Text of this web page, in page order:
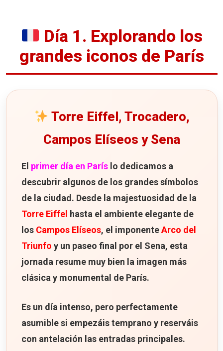
Día 1. Explorando los
grandes iconos de París
Torre Eiffel, Trocadero,
Campos Elíseos y Sena
El primer día en París lo dedicamos a
descubrir algunos de los grandes símbolos
de la ciudad. Desde la majestuosidad de la
Torre Eiffel hasta el ambiente elegante de
los Campos Elíseos, el imponenteArco del
Triunfo y un paseo final por el Sena, esta
jornada resume muy bien la imagen más
clásica y monumental de París.
Es un día intenso, pero perfectamente
asumible si empezáis temprano y reserváis
con antelación las entradas principales.